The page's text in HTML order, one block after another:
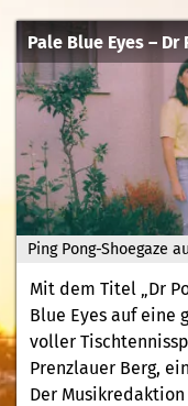
Ping Pong-Shoegaze
Pale Blue Eyes – Dr
Mit dem Titel „Dr
Blue Eyes auf eine
voller
Prenzlauer Berg,
Der Musikredaktion